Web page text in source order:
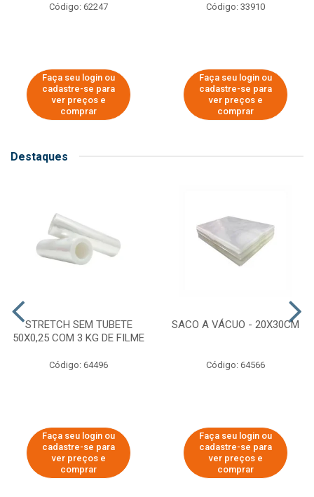
Código: 62247
Faça seu login ou
cadastre-se para
ver preços e
comprar
Código: 33910
Faça seu login ou
cadastre-se para
ver preços e
comprar
Destaques
STRETCH SEM TUBETE
50X0,25 COM 3 KG DE FILME
Código: 64496
Faça seu login ou
cadastre-se para
ver preços e
comprar
SACO A VÁCUO - 20X30CM
Código: 64566
Faça seu login ou
cadastre-se para
ver preços e
comprar